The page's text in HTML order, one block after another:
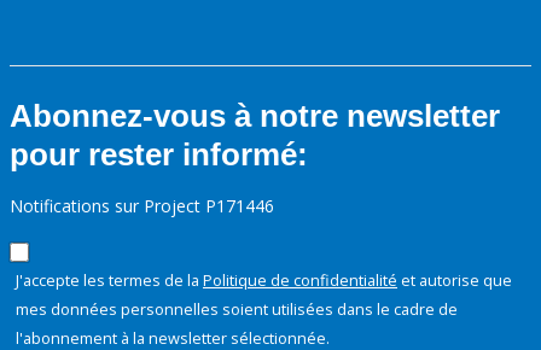
Abonnez-vous à notre newsletter
pour rester informé:
Notifications sur Project P171446
J'accepte les termes de la Politique de confidentialité et autorise que
mes données personnelles soient utilisées dans le cadre de
l'abonnement à la newsletter sélectionnée.